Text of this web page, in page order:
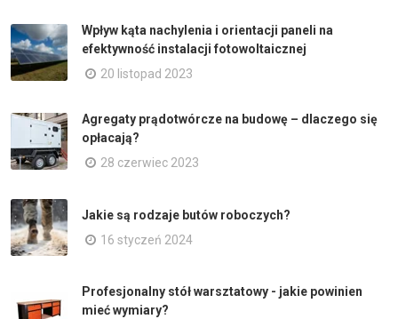
Wpływ kąta nachylenia i orientacji paneli na
efektywność instalacji fotowoltaicznej
20 listopad 2023
Agregaty prądotwórcze na budowę – dlaczego się
opłacają?
28 czerwiec 2023
Jakie są rodzaje butów roboczych?
16 styczeń 2024
Profesjonalny stół warsztatowy - jakie powinien
mieć wymiary?